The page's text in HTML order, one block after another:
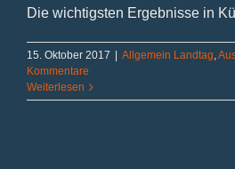
Die wichtigsten Ergebnisse in
15. Oktober 2017 Allgemein Landtag,
Kommentare
Weiterlesen